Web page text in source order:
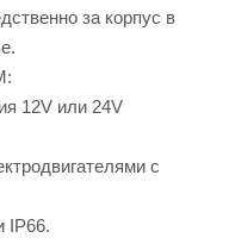
за корпус в
12V или 24V
с
IP66.